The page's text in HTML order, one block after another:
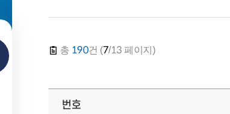
총 190건 (7/13 페이지)
번호